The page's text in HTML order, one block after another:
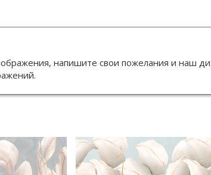
напишите свои пожелания и наш